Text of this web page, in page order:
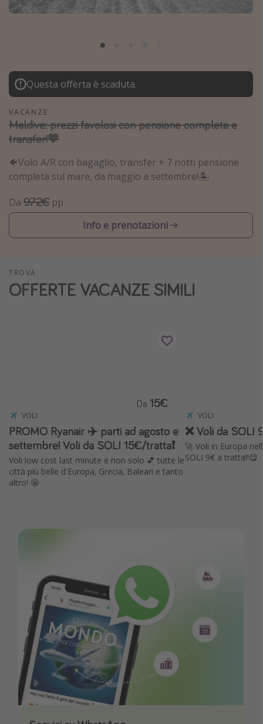
Grecia
Tunisia
Malta
Canarie
Capo Verde
Tipo di vacanza
Vacanze last minute
Vacanze all inclusive
Vacanze estate 2026
Vacanze di Pasqua 2026
Vacanze con bambini
Vacanze al mare
Festività del 2026
Città più visitate
Questa offerta è scaduta.
VACANZE
Maldive: prezzi favolosi con pensione completa e
transfer!💙
🐠Volo A/R con bagaglio, transfer + 7 notti pensione
completa sul mare, da maggio a settembre!🏝️
Da 972€ pp
Info e prenotazioni
TROVA
OFFERTE VACANZE SIMILI
VOLI
PROMO Ryanair ✈️ parti ad agosto e
settembre! Voli da SOLI 15€/tratta❗️
Voli low cost last minute e non solo 💕 tutte le
città più belle d'Europa, Grecia, Baleari e tanto
altro! 🤩
Da 15€
VOLI
❌ Voli da SOLI
🚀 Voli in Europa
SOLI 9€ a tratta!!😋